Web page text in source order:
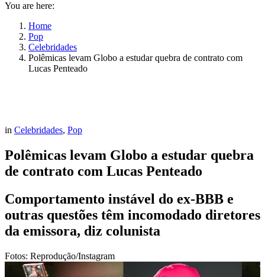
You are here:
Home
Pop
Celebridades
Polêmicas levam Globo a estudar quebra de contrato com
Lucas Penteado
in Celebridades, Pop
Polêmicas levam Globo a estudar quebra
de contrato com Lucas Penteado
Comportamento instável do ex-BBB e
outras questões têm incomodado diretores
da emissora, diz colunista
Fotos: Reprodução/Instagram